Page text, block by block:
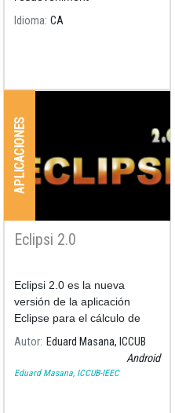
Idioma CA
APLICACIONES
Eclipsi 2.0
Eclipsi 2.0 es la nueva
versión de la aplicación
Eclipse para el cálculo de
eclipses y tránsitos que salió
en diciembre de 2012,
mejorada con un montón de
Autor Eduard Masana, ICCUB
Android
Eduard Masana, ICCUB-IEEC